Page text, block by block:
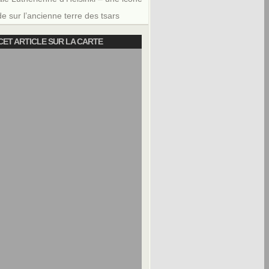
sur l’ancienne terre des tsars
ARTICLE SUR LA CARTE